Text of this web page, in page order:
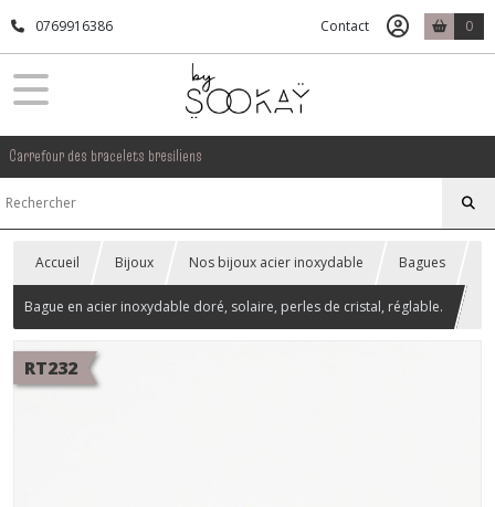
0769916386 Contact 0
Carrefour des bracelets bresiliens
Accueil Bijoux Nos bijoux acier inoxydable Bagues
Bague en acier inoxydable doré, solaire, perles de cristal, réglable.
RT232